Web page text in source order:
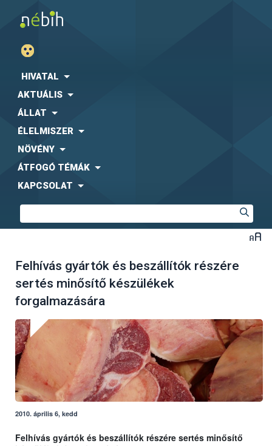
HIVATAL
AKTUÁLIS
ÁLLAT
ÉLELMISZER
NÖVÉNY
ÁTFOGÓ TÉMÁK
KAPCSOLAT
Felhívás gyártók és beszállítók részére
sertés minősítő készülékek
forgalmazására
2010. április 6, kedd
Felhívás gyártók és beszállítók részére sertés minősítő